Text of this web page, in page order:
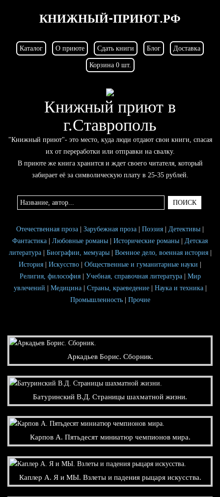
КНИЖНЫЙ-ПРИЮТ.РФ
Каталог О приюте Сдать книги Блог Доставка
Корзина 0 шт.
Книжный приют в
г.Ставрополь
"Книжный приют"- это место, куда люди отдают свои книги, спасая
их от переработки или отправки на свалку.
В приюте же книга хранится и ждет своего читателя, который
забирает её за символическую плату в 25-35 рублей.
Отечественная проза Зарубежная проза Поэзия Детективы
Фантастика
Любовные романы Исторические романы
Детская
литература| Биографии, мемуары| Военное дело, военная история|
История
Искусство Общественные и гуманитарные науки
Религия, философия| Учебная, справочная литература| Мир
увлечений
Медицина| Страны, краеведение Наука и техника|
Промышленность| Прочие
Аркадьев Борис. Сборник.
Батуринский В.Д. Страницы шахматной жизни.
Карпов А. Пятьдесят миниатюр чемпионов мира.
Каплер А. Я и МЫ. Взлеты и падения рыцаря искусства.